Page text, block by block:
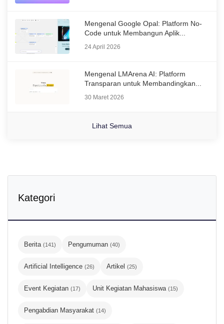
Mengenal Google Opal: Platform No-
Code untuk Membangun Aplik...
24 April 2026
Mengenal LMArena AI: Platform
Transparan untuk Membandingkan...
30 Maret 2026
Lihat Semua
Kategori
Berita (141) Pengumuman (40)
Artificial Intelligence (26) Artikel (25)
Event Kegiatan (17) Unit Kegiatan Mahasiswa (15)
Pengabdian Masyarakat (14)